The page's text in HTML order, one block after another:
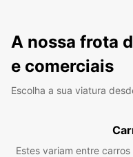
A nossa frota
e comerciais
Escolha a sua viatura
Estes variam entre